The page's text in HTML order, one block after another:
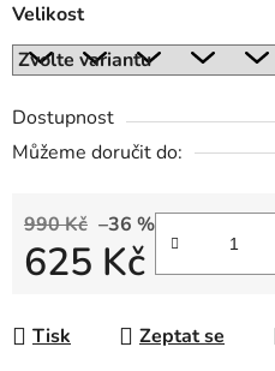
Velikost
Dostupnost
Můžeme doručit do:
990 Kč –36 %
625 Kč
Tisk Zeptat se